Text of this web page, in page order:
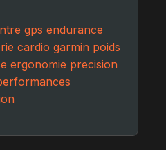
gps endurance
cardio garmin poids
ergonomie precision